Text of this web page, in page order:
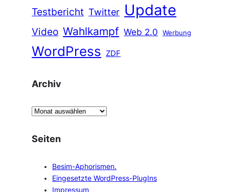
Testbericht Twitter Update
Video Wahlkampf Web 2.0 Werbung
WordPress ZDF
Archiv
A
c
Seiten
Besim-Aphorismen.
Eingesetzte WordPress-PlugIns
Impressum